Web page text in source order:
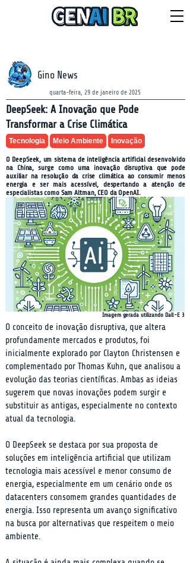
Gino News
quarta-feira, 29 de janeiro de 2025
DeepSeek: A Inovação que Pode
Transformar a Crise Climática
Tecnologia Meio Ambiente Inovação
O DeepSeek, um sistema de inteligência artificial desenvolvido
na China, surge como uma inovação disruptiva que pode
auxiliar na resolução da crise climática ao consumir menos
energia e ser mais acessível, despertando a atenção de
especialistas como Sam Altman, CEO da OpenAI.
Imagem gerada utilizando Dall-E 3
O conceito de inovação disruptiva, que altera
profundamente mercados e produtos, foi
inicialmente explorado por Clayton Christensen e
complementado por Thomas Kuhn, que analisou a
evolução das teorias científicas. Ambas as ideias
sugerem que novas inovações podem surgir e
substituir as antigas, especialmente no contexto
atual da tecnologia.
O DeepSeek se destaca por sua proposta de
soluções em inteligência artificial que utilizam
tecnologia mais acessível e menor consumo de
energia, especialmente em um cenário onde os
datacenters consomem grandes quantidades de
energia. Isso representa um avanço significativo
na busca por alternativas que respeitem o meio
ambiente.